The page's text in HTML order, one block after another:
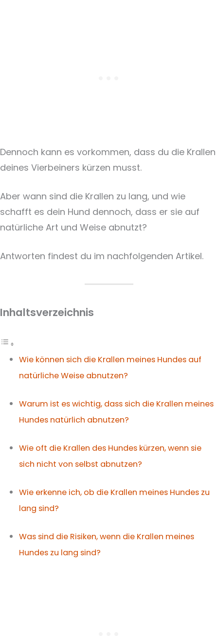
Dennoch kann es vorkommen, dass du die Krallen
deines Vierbeiners kürzen musst.
Aber wann sind die Krallen zu lang, und wie
schafft es dein Hund dennoch, dass er sie auf
natürliche Art und Weise abnutzt?
Antworten findest du im nachfolgenden Artikel.
Inhaltsverzeichnis
Wie können sich die Krallen meines Hundes auf
natürliche Weise abnutzen?
Warum ist es wichtig, dass sich die Krallen meines
Hundes natürlich abnutzen?
Wie oft die Krallen des Hundes kürzen, wenn sie
sich nicht von selbst abnutzen?
Wie erkenne ich, ob die Krallen meines Hundes zu
lang sind?
Was sind die Risiken, wenn die Krallen meines
Hundes zu lang sind?